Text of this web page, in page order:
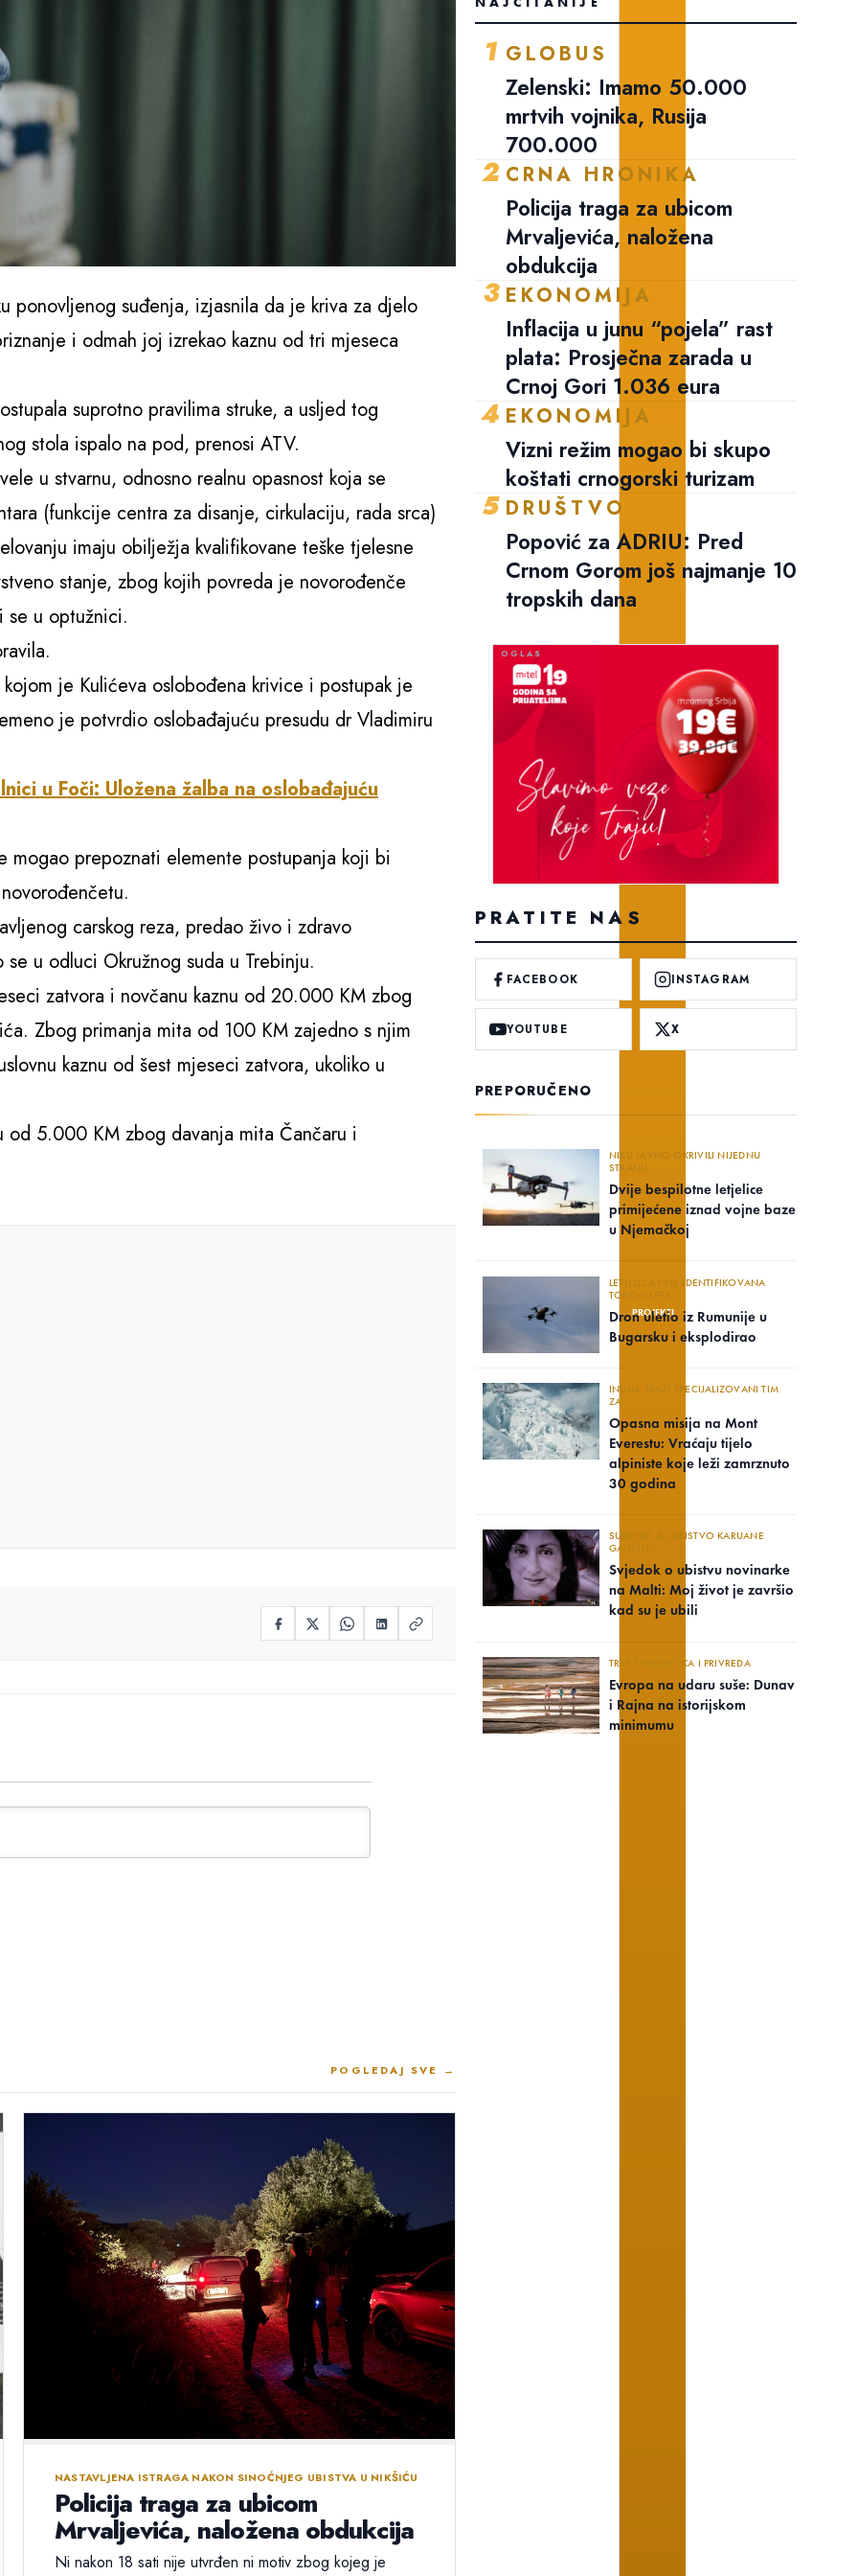
PROJEKTI
ponovljenog suđenja, izjasnila da je kriva za djelo
i odmah joj izrekao kaznu od tri mjeseca
suprotno pravilima struke, a usljed tog
stola ispalo na pod, prenosi ATV.
u stvarnu, odnosno realnu opasnost koja se
(funkcije centra za disanje, cirkulaciju, rada srca)
imaju obilježja kvalifikovane teške tjelesne
stanje, zbog kojih povreda je novorođenče
se u optužnici.
je Kulićeva oslobođena krivice i postupak je
je potvrdio oslobađajuću presudu dr Vladimiru
u Foči: Uložena žalba na oslobađajuću
mogao prepoznati elemente postupanja koji bi
carskog reza, predao živo i zdravo
se u odluci Okružnog suda u Trebinju.
zatvora i novčanu kaznu od 20.000 KM zbog
Zbog primanja mita od 100 KM zajedno s njim
kaznu od šest mjeseci zatvora, ukoliko u
od 5.000 KM zbog davanja mita Čančaru i
POGLEDAJ SVE →
NASTAVLJENA ISTRAGA NAKON SINOĆNJEG UBISTVA U NIKŠIĆU
Policija traga za ubicom
Mrvaljevića, naložena obdukcija
Ni nakon 18 sati nije utvrđen ni motiv zbog kojeg je
1 GLOBUS
Zelenski: Imamo 50.000
mrtvih vojnika, Rusija
700.000
2 CRNA HRONIKA
Policija traga za ubicom
Mrvaljevića, naložena
obdukcija
3 EKONOMIJA
Inflacija u junu “pojela” rast
plata: Prosječna zarada u
Crnoj Gori 1.036 eura
4 EKONOMIJA
Vizni režim mogao bi skupo
koštati crnogorski turizam
5 DRUŠTVO
Popović za ADRIU: Pred
Crnom Gorom još najmanje 10
tropskih dana
PRATITE NAS
FACEBOOK INSTAGRAM
YOUTUBE X
PREPORUČENO
NISU JAVNO OKRIVILI NIJEDNU
STRANU..
Dvije bespilotne letjelice
primijećene iznad vojne baze
u Njemačkoj
LETJELICA NIJE IDENTIFIKOVANA
TOKOM LETA
Dron uletio iz Rumunije u
Bugarsku i eksplodirao
INDIJA TRAŽI SPECIJALIZOVANI TIM
ZA..
Opasna misija na Mont
Everestu: Vraćaju tijelo
alpiniste koje leži zamrznuto
30 godina
SUĐENJE ZA UBISTVO KARUANE
GALICIJE
Svjedok o ubistvu novinarke
na Malti: Moj život je završio
kad su je ubili
TRPE ENERGETIKA I PRIVREDA
Evropa na udaru suše: Dunav
i Rajna na istorijskom
minimumu